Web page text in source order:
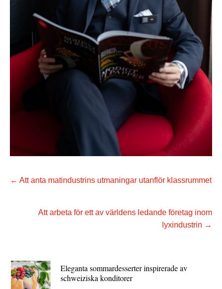
← Att anta matindustrins utmaningar utanflör klassrummet
Att arbeta för ett av världens ledande företag inom
lyxindustrin →
Eleganta sommardesserter inspirerade av
schweiziska konditorer